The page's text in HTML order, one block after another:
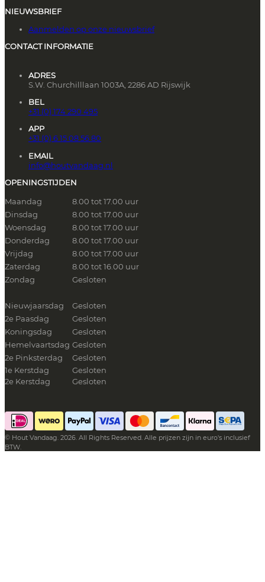
NIEUWSBRIEF
Aanmelden op onze nieuwsbrief
CONTACT INFORMATIE
ADRES
S.W. Churchilllaan 1003A, 2286 AD Rijswijk
BEL
+31 (0) 174 290 495
APP
+31 (0) 6 15 08 56 80
EMAIL
info@houtvandaag.nl
OPENINGSTIJDEN
Maandag
8.00 tot 17.00 uur
Dinsdag
8.00 tot 17.00 uur
Woensdag
8.00 tot 17.00 uur
Donderdag
8.00 tot 17.00 uur
Vrijdag
8.00 tot 17.00 uur
Zaterdag
8.00 tot 16.00 uur
Zondag
Gesloten
Nieuwjaarsdag
Gesloten
2e Paasdag
Gesloten
Koningsdag
Gesloten
Hemelvaartsdag Gesloten
2e Pinksterdag
Gesloten
1e Kerstdag
Gesloten
2e Kerstdag
Gesloten
© Hout Vandaag. 2026. All Rights Reserved. Alle prijzen zijn in euro's inclusief
BTW.